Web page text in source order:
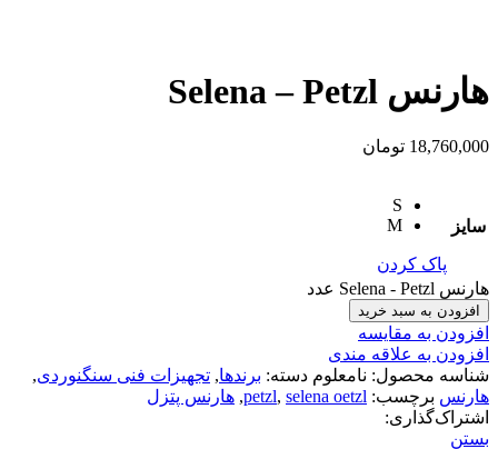
هارنس Selena – Petzl
18,760,000 تومان
سایز
S
M
پاک کردن
هارنس Selena - Petzl عدد
افزودن به سبد خرید
افزودن به مقایسه
افزودن به علاقه مندی
شناسه محصول: نامعلوم دسته: برندها, تجهیزات فنی سنگنوردی,
هارنس برچسب: petzl, selena oetzl
, هارنس پتزل
اشتراک‌گذاری:
بستن